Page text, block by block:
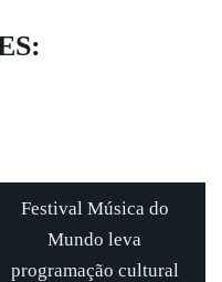
Festival Música do
Mundo leva
programação cultural